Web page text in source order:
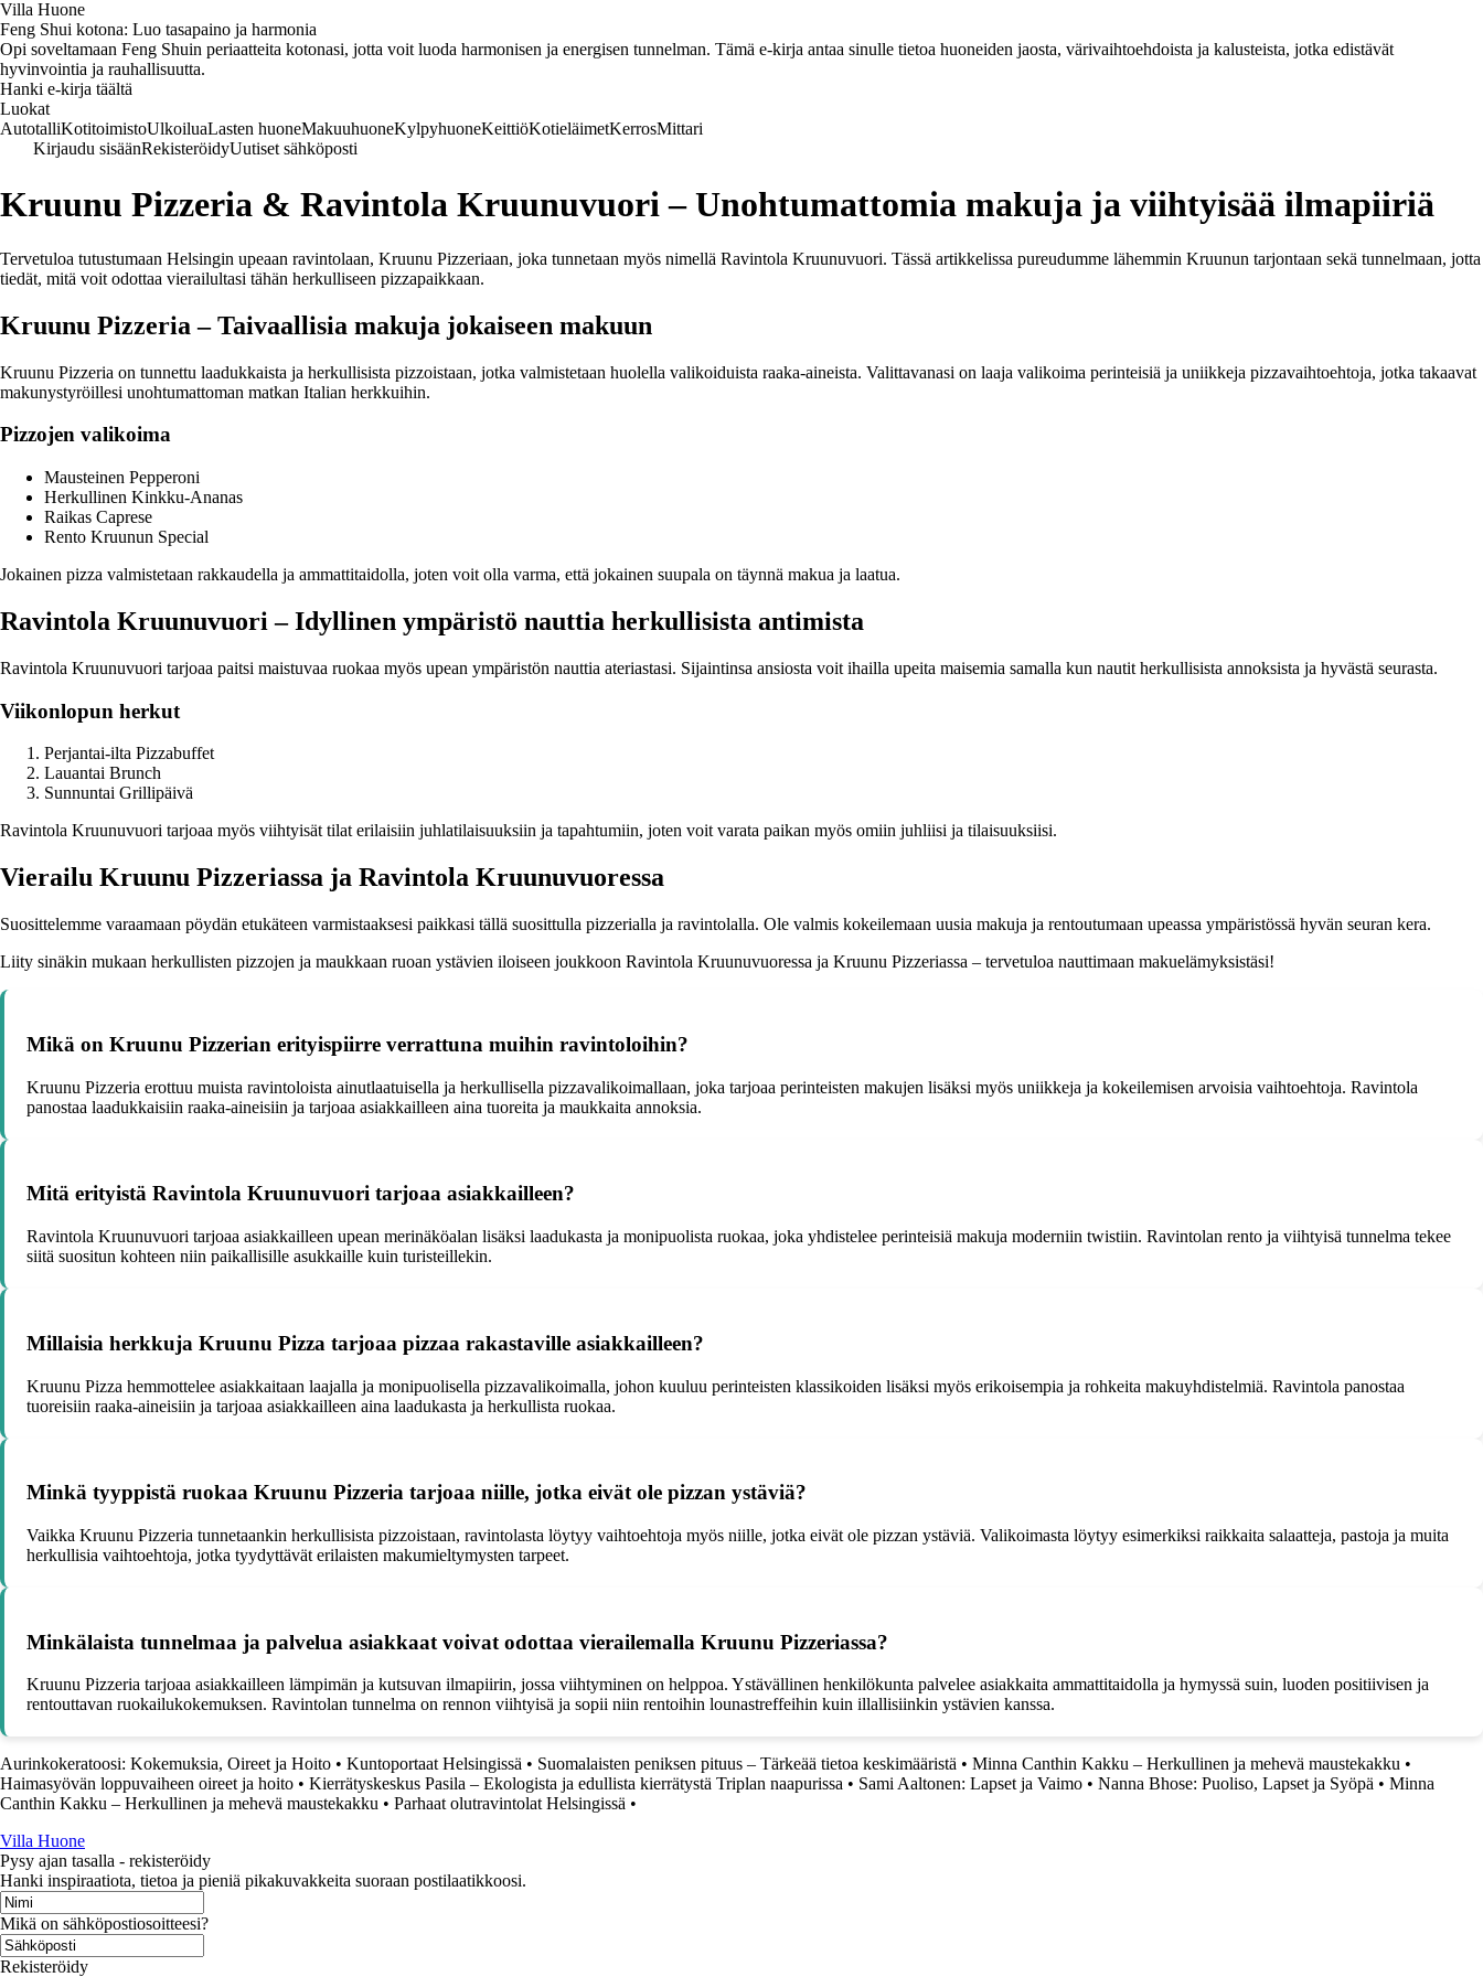
Villa Huone
Feng Shui kotona: Luo tasapaino ja harmonia
Opi soveltamaan Feng Shuin periaatteita kotonasi, jotta voit luoda harmonisen ja energisen tunnelman. Tämä e-kirja antaa sinulle tietoa huoneiden jaosta, värivaihtoehdoista ja kalusteista, jotka edistävät
hyvinvointia ja rauhallisuutta.
Hanki e-kirja täältä
Luokat
AutotalliKotitoimistoUlkoiluaLasten huoneMakuuhuoneKylpyhuoneKeittiöKotieläimetKerrosMittari
Kirjaudu sisäänRekisteröidyUutiset sähköposti
Kruunu Pizzeria & Ravintola Kruunuvuori – Unohtumattomia makuja ja viihtyisää ilmapiiriä
Tervetuloa tutustumaan Helsingin upeaan ravintolaan, Kruunu Pizzeriaan, joka tunnetaan myös nimellä Ravintola Kruunuvuori. Tässä artikkelissa pureudumme lähemmin Kruunun tarjontaan sekä tunnelmaan, jotta
tiedät, mitä voit odottaa vierailultasi tähän herkulliseen pizzapaikkaan.
Kruunu Pizzeria – Taivaallisia makuja jokaiseen makuun
Kruunu Pizzeria on tunnettu laadukkaista ja herkullisista pizzoistaan, jotka valmistetaan huolella valikoiduista raaka-aineista. Valittavanasi on laaja valikoima perinteisiä ja uniikkeja pizzavaihtoehtoja, jotka takaavat
makunystyröillesi unohtumattoman matkan Italian herkkuihin.
Pizzojen valikoima
Mausteinen Pepperoni
Herkullinen Kinkku-Ananas
Raikas Caprese
Rento Kruunun Special
Jokainen pizza valmistetaan rakkaudella ja ammattitaidolla, joten voit olla varma, että jokainen suupala on täynnä makua ja laatua.
Ravintola Kruunuvuori – Idyllinen ympäristö nauttia herkullisista antimista
Ravintola Kruunuvuori tarjoaa paitsi maistuvaa ruokaa myös upean ympäristön nauttia ateriastasi. Sijaintinsa ansiosta voit ihailla upeita maisemia samalla kun nautit herkullisista annoksista ja hyvästä seurasta.
Viikonlopun herkut
Perjantai-ilta Pizzabuffet
Lauantai Brunch
Sunnuntai Grillipäivä
Ravintola Kruunuvuori tarjoaa myös viihtyisät tilat erilaisiin juhlatilaisuuksiin ja tapahtumiin, joten voit varata paikan myös omiin juhliisi ja tilaisuuksiisi.
Vierailu Kruunu Pizzeriassa ja Ravintola Kruunuvuoressa
Suosittelemme varaamaan pöydän etukäteen varmistaaksesi paikkasi tällä suosittulla pizzerialla ja ravintolalla. Ole valmis kokeilemaan uusia makuja ja rentoutumaan upeassa ympäristössä hyvän seuran kera.
Liity sinäkin mukaan herkullisten pizzojen ja maukkaan ruoan ystävien iloiseen joukkoon Ravintola Kruunuvuoressa ja Kruunu Pizzeriassa – tervetuloa nauttimaan makuelämyksistäsi!
Mikä on Kruunu Pizzerian erityispiirre verrattuna muihin ravintoloihin?
Kruunu Pizzeria erottuu muista ravintoloista ainutlaatuisella ja herkullisella pizzavalikoimallaan, joka tarjoaa perinteisten makujen lisäksi myös uniikkeja ja kokeilemisen arvoisia vaihtoehtoja. Ravintola
panostaa laadukkaisiin raaka-aineisiin ja tarjoaa asiakkailleen aina tuoreita ja maukkaita annoksia.
Mitä erityistä Ravintola Kruunuvuori tarjoaa asiakkailleen?
Ravintola Kruunuvuori tarjoaa asiakkailleen upean merinäköalan lisäksi laadukasta ja monipuolista ruokaa, joka yhdistelee perinteisiä makuja moderniin twistiin. Ravintolan rento ja viihtyisä tunnelma tekee
siitä suositun kohteen niin paikallisille asukkaille kuin turisteillekin.
Millaisia herkkuja Kruunu Pizza tarjoaa pizzaa rakastaville asiakkailleen?
Kruunu Pizza hemmottelee asiakkaitaan laajalla ja monipuolisella pizzavalikoimalla, johon kuuluu perinteisten klassikoiden lisäksi myös erikoisempia ja rohkeita makuyhdistelmiä. Ravintola panostaa
tuoreisiin raaka-aineisiin ja tarjoaa asiakkailleen aina laadukasta ja herkullista ruokaa.
Minkä tyyppistä ruokaa Kruunu Pizzeria tarjoaa niille, jotka eivät ole pizzan ystäviä?
Vaikka Kruunu Pizzeria tunnetaankin herkullisista pizzoistaan, ravintolasta löytyy vaihtoehtoja myös niille, jotka eivät ole pizzan ystäviä. Valikoimasta löytyy esimerkiksi raikkaita salaatteja, pastoja ja muita
herkullisia vaihtoehtoja, jotka tyydyttävät erilaisten makumieltymysten tarpeet.
Minkälaista tunnelmaa ja palvelua asiakkaat voivat odottaa vierailemalla Kruunu Pizzeriassa?
Kruunu Pizzeria tarjoaa asiakkailleen lämpimän ja kutsuvan ilmapiirin, jossa viihtyminen on helppoa. Ystävällinen henkilökunta palvelee asiakkaita ammattitaidolla ja hymyssä suin, luoden positiivisen ja
rentouttavan ruokailukokemuksen. Ravintolan tunnelma on rennon viihtyisä ja sopii niin rentoihin lounastreffeihin kuin illallisiinkin ystävien kanssa.
Aurinkokeratoosi: Kokemuksia, Oireet ja Hoito • Kuntoportaat Helsingissä • Suomalaisten peniksen pituus – Tärkeää tietoa keskimääristä • Minna Canthin Kakku – Herkullinen ja mehevä maustekakku •
Haimasyövän loppuvaiheen oireet ja hoito • Kierrätyskeskus Pasila – Ekologista ja edullista kierrätystä Triplan naapurissa • Sami Aaltonen: Lapset ja Vaimo • Nanna Bhose: Puoliso, Lapset ja Syöpä • Minna
Canthin Kakku – Herkullinen ja mehevä maustekakku • Parhaat olutravintolat Helsingissä •
Villa Huone
Pysy ajan tasalla - rekisteröidy
Hanki inspiraatiota, tietoa ja pieniä pikakuvakkeita suoraan postilaatikkoosi.
Mikä on sähköpostiosoitteesi?
Rekisteröidy